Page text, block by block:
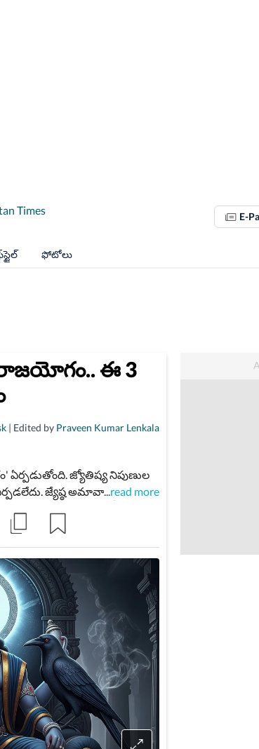
E-
ఫోటోలు
ఈ 3
| Edited by Praveen Kumar Lenkala
జ్యోతిష్య నిపుణుల
జ్యేష్ఠ అమావాస్య తిథి మే
...read more